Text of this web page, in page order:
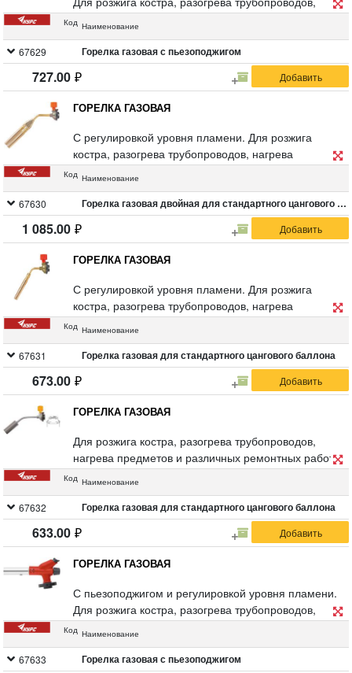
нагрева предметов и различных ремонтных работ.
баллоном. Температура пламени 1300 °С.
Материал: латунное сопло, корпус из
ударопрочного ABS пластика, ствол из
инструментальной стали, посадочная часть из
Упаковка: блистер.
Код Наименование
67629 Горелка газовая с пьезоподжигом
727.00
ГОРЕЛКА ГАЗОВАЯ
С регулировкой уровня пламени. Для розжига
костра, разогрева трубопроводов, нагрева
предметов и различных ремонтных работ. Овальное
прогревания труб, профилей и кромки
металлического листа. Вихревое пламя.
Закрученный поток повышает стабильность формы
факела. Используется со стандартным газовым
Материал: сопло из нержавеющей стали, ствол из
алюминия и инструментальной стали, корпус из
алюминия и цинкового сплава, регулятор из меди и
ударопрочного ABS пластика, посадочная часть из
цинкового сплава и нейлона. Упаковка: блистер.
Код Наименование
67630 Горелка газовая двойная для стандартного цангового баллона
1 085.00
ГОРЕЛКА ГАЗОВАЯ
С регулировкой уровня пламени. Для розжига
костра, разогрева трубопроводов, нагрева
предметов и различных ремонтных работ.
Температура пламени 1300 °С. Материал:
алюминиевое сопло, медный ствол, регулятор из
ударопрочного ABS пластика, посадочная часть из
нейлона и цинкового сплава. Упаковка: блистер.
Код Наименование
67631 Горелка газовая для стандартного цангового баллона
673.00
ГОРЕЛКА ГАЗОВАЯ
Для розжига костра, разогрева трубопроводов,
нагрева предметов и различных ремонтных работ.
Используется со стандартным цанговым газовым
инструментальной стали, пластик. Упаковка: блистер
Код Наименование
67632 Горелка газовая для стандартного цангового баллона
633.00
ГОРЕЛКА ГАЗОВАЯ
С пьезоподжигом и регулировкой уровня пламени.
Для розжига костра, разогрева трубопроводов,
нагрева предметов и различных ремонтных работ.
баллоном. Температура пламени 1300 º С.
Код Наименование
67633 Горелка газовая с пьезоподжигом